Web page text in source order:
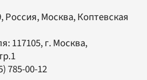
Россия, Москва, Коптевская
117105, г. Москва,
785-00-12